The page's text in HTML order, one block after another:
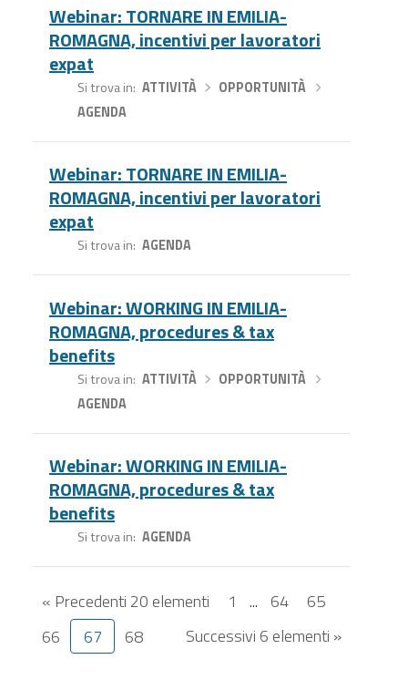
Webinar: TORNARE IN EMILIA-
ROMAGNA, incentivi per lavoratori
expat
Si trova in ATTIVITÀ› OPPORTUNITÀ
AGENDA
Webinar: TORNARE IN EMILIA-
ROMAGNA, incentivi per lavoratori
expat
Si trova in AGENDA
Webinar: WORKING IN EMILIA-
ROMAGNA, procedures & tax
benefits
Si trova in ATTIVITÀ› OPPORTUNITÀ
AGENDA
Webinar: WORKING IN EMILIA-
ROMAGNA, procedures & tax
benefits
Si trova in AGENDA
« Precedenti 20 elementi
Successivi 6 elementi »
1 ... 64
65
66
67 68